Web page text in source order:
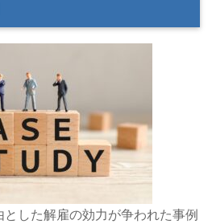
した解雇の効力が争われた事例